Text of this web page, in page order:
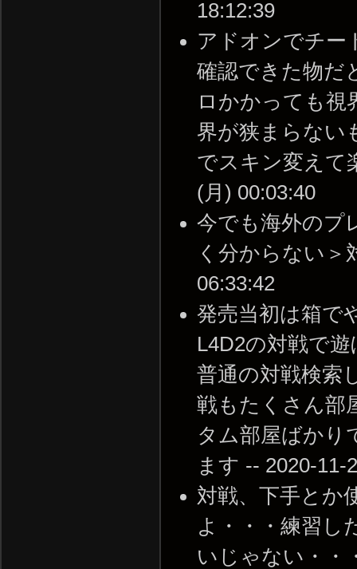
18:12:39
アドオンでチー
確認できた物だ
ロかかっても視
界が狭まらない
でスキン変えて
(月) 00:03:40
今でも海外のプ
く分からない＞
06:33:42
発売当初は箱で
L4D2の対戦で
普通の対戦検索
戦もたくさん部
タム部屋ばかり
ます -- 2020-11-
対戦、下手とか
よ・・・練習し
いじゃない・・